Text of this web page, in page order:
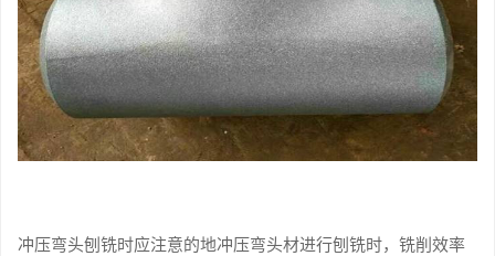
冲压弯头刨铣时应注意的地冲压弯头材进行刨铣时，铣削效率